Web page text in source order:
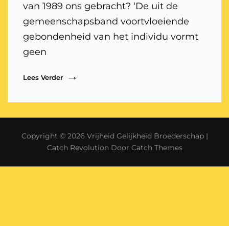
van 1989 ons gebracht? ‘De uit de
gemeenschapsband voortvloeiende
gebondenheid van het individu vormt
geen
Lees VerderDe
De
Idioten
Copyright © 2026 Vrijheid Gelijkheid Broederschap |
Catch Revolution Door Catch Themes